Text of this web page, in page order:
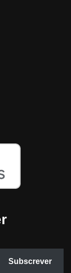
Subscrever